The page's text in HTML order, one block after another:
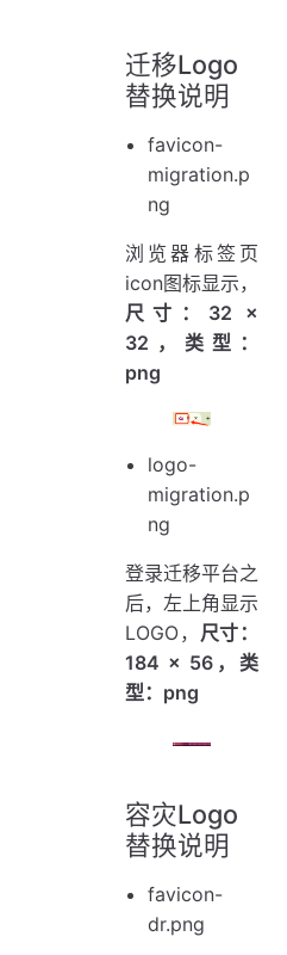
迁移Logo
替换说明
favicon-
migration.p
ng
浏览器标签页
icon图标显示，
尺寸：32 ×
32，类型：
png
logo-
migration.p
ng
登录迁移平台之
后，左上角显示
LOGO， 尺寸：
184 × 56，类
型：png
容灾Logo
替换说明
favicon-
dr.png